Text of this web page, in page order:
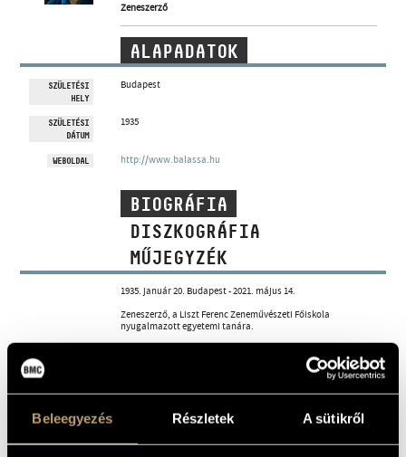
Beleegyezés Részletek A sütikről
MŰVÉSZADATBÁZIS
ZENEMŰ-ADATBÁZIS
Zeneszerző
ALAPADATOK
SZÜLETÉSI
HELY
Budapest
SZÜLETÉSI
DÁTUM
1935
WEBOLDAL http://www.balassa.hu
BIOGRÁFIA
DISZKOGRÁFIA
MŰJEGYZÉK
1935. január 20. Budapest - 2021. május 14.
Zeneszerző, a Liszt Ferenc Zeneművészeti Főiskola
nyugalmazott egyetemi tanára.
Felvidék visszacsatolása után családja először Érsekújvárra,
majd Észak-Komáromba költözött. A világháborút követően
Vidéken töltött gyermekévei után géplakatos szakmát tanult,
Konzervatórium karvezető előkészítő szaka után Budapesten
karvezető előkéíztős hallgatóként, majd 1960-tól a Liszt